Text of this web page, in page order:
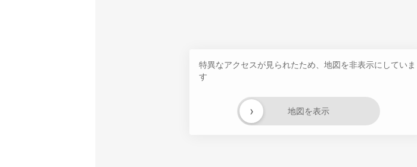
特異なアクセスが見られたため、地図を非表示にしていま
す
地図を表示
›